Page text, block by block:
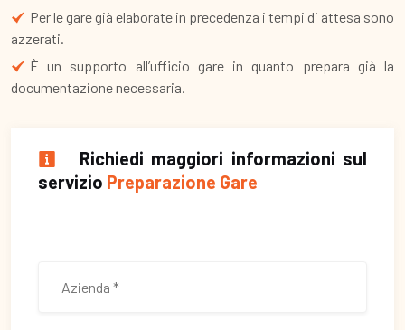
Per le gare già elaborate in precedenza i tempi di attesa sono
azzerati.
È un supporto all’ufficio gare in quanto prepara già la
documentazione necessaria.
Richiedi maggiori informazioni sul
servizio Preparazione Gare